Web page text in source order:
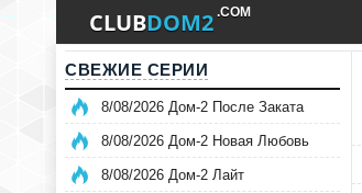
CLUBDOM2 .COM
СВЕЖИЕ СЕРИИ
8/08/2026 Дом-2 После Заката
8/08/2026 Дом-2 Новая Любовь
8/08/2026 Дом-2 Лайт